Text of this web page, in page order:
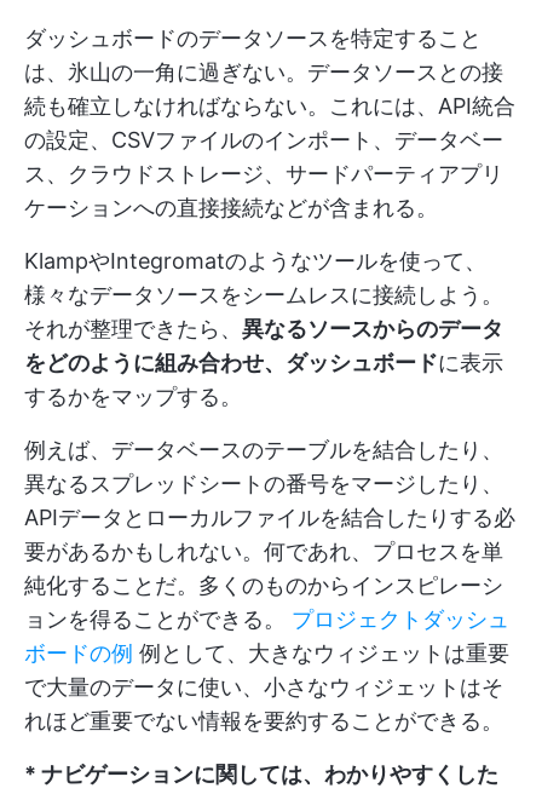
ダッシュボードのデータソースを特定すること
は、氷山の一角に過ぎない。データソースとの接
続も確立しなければならない。これには、API統合
の設定、CSVファイルのインポート、データベー
ス、クラウドストレージ、サードパーティアプリ
ケーションへの直接接続などが含まれる。
KlampやIntegromatのようなツールを使って、
様々なデータソースをシームレスに接続しよう。
それが整理できたら、 異なるソースからのデータ
をどのように組み合わせ、ダッシュボードに表示
するかをマップする。
例えば、データベースのテーブルを結合したり、
異なるスプレッドシートの番号をマージしたり、
APIデータとローカルファイルを結合したりする必
要があるかもしれない。何であれ、プロセスを単
純化することだ。多くのものからインスピレーシ
ョンを得ることができる。 プロジェクトダッシュ
ボードの例 例として、大きなウィジェットは重要
で大量のデータに使い、小さなウィジェットはそ
れほど重要でない情報を要約することができる。
* ナビゲーションに関しては、わかりやすくした